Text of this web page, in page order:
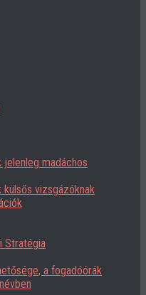
madáchos
vizsgázóknak
Stratégia
a fogadóórák